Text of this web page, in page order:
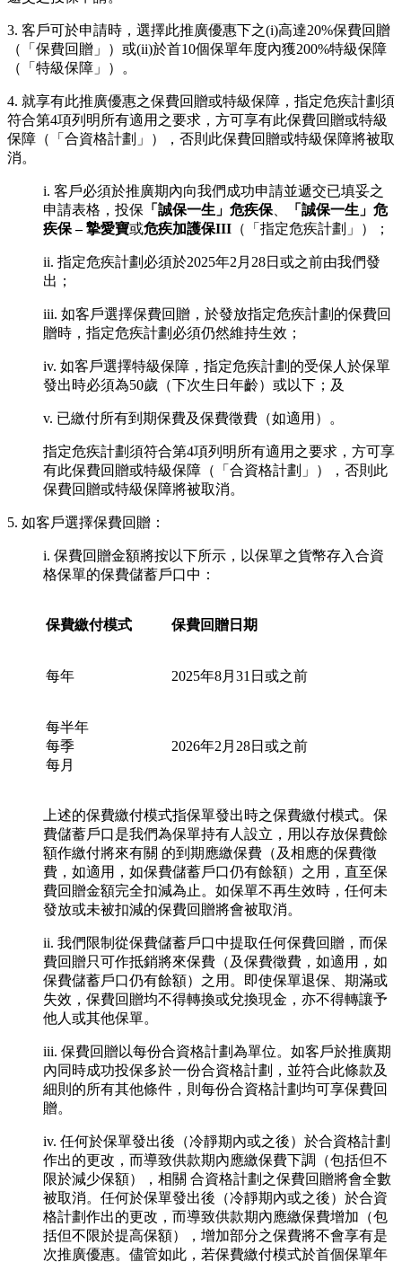
3. 客戶可於申請時，選擇此推廣優惠下之(i)高達20%保費回贈
（「保費回贈」）或(ii)於首10個保單年度內獲200%特級保障
（「特級保障」）。
4. 就享有此推廣優惠之保費回贈或特級保障，指定危疾計劃須
符合第4項列明所有適用之要求，方可享有此保費回贈或特級
保障（「合資格計劃」），否則此保費回贈或特級保障將被取
消。
i. 客戶必須於推廣期內向我們成功申請並遞交已填妥之
申請表格，投保 「誠保一生」危疾保
「誠保一生」危
疾保 – 摯愛寶或危疾加護保III （「指定危疾計劃」）；
ii. 指定危疾計劃必須於2025年2月28日或之前由我們發
出；
iii. 如客戶選擇保費回贈，於發放指定危疾計劃的保費回
贈時，指定危疾計劃必須仍然維持生效；
iv. 如客戶選擇特級保障，指定危疾計劃的受保人於保單
發出時必須為50歲（下次生日年齡）或以下；及
v. 已繳付所有到期保費及保費徵費（如適用）。
指定危疾計劃須符合第4項列明所有適用之要求，方可享
有此保費回贈或特級保障（「合資格計劃」），否則此
保費回贈或特級保障將被取消。
5. 如客戶選擇保費回贈：
i. 保費回贈金額將按以下所示，以保單之貨幣存入合資
格保單的保費儲蓄戶口中：
保費繳付模式 保費回贈日期
每年 2025年8月31日或之前
每半年
每季
每月
2026年2月28日或之前
上述的保費繳付模式指保單發出時之保費繳付模式。保
費儲蓄戶口是我們為保單持有人設立，用以存放保費餘
額作繳付將來有關 的到期應繳保費（及相應的保費徵
費，如適用，如保費儲蓄戶口仍有餘額）之用，直至保
費回贈金額完全扣減為止。如保單不再生效時，任何未
發放或未被扣減的保費回贈將會被取消。
ii. 我們限制從保費儲蓄戶口中提取任何保費回贈，而保
費回贈只可作抵銷將來保費（及保費徵費，如適用，如
保費儲蓄戶口仍有餘額）之用。即使保單退保、期滿或
失效，保費回贈均不得轉換或兌換現金，亦不得轉讓予
他人或其他保單。
iii. 保費回贈以每份合資格計劃為單位。如客戶於推廣期
內同時成功投保多於一份合資格計劃，並符合此條款及
細則的所有其他條件，則每份合資格計劃均可享保費回
贈。
iv. 任何於保單發出後（冷靜期內或之後）於合資格計劃
作出的更改，而導致供款期內應繳保費下調（包括但不
限於減少保額），相關 合資格計劃之保費回贈將會全數
被取消。任何於保單發出後（冷靜期內或之後）於合資
格計劃作出的更改，而導致供款期內應繳保費增加（包
括但不限於提高保額），增加部分之保費將不會享有是
次推廣優惠。儘管如此，若保費繳付模式於首個保單年